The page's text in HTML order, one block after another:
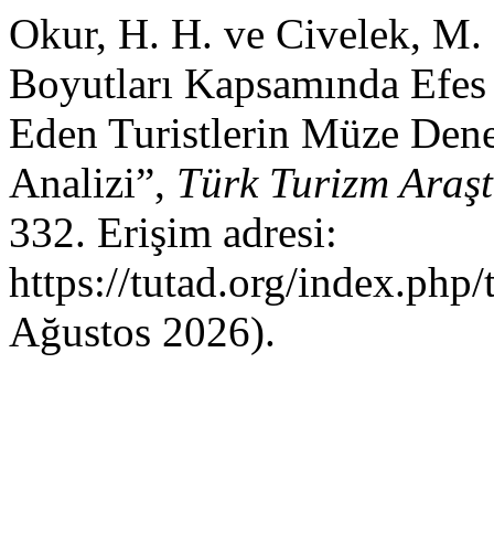
Okur, H. H. ve Civelek, M.
Boyutları Kapsamında
Eden Turistlerin Müze
Analizi”, Türk Turizm
332. Erişim adresi:
https://tutad.org/
Ağustos 2026).